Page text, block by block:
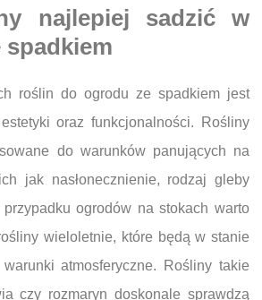
najlepiej sadzić w
spadkiem
roślin do ogrodu ze spadkiem jest
oraz funkcjonalności. Rośliny
do warunków panujących na
jak nasłonecznienie, rodzaj gleby
ogrodów na stokach warto
wieloletnie, które będą w stanie
atmosferyczne. Rośliny takie
czy rozmaryn doskonale sprawdzą